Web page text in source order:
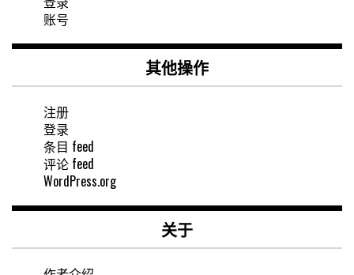
账号
其他操作
注册
登录
条目 feed
评论 feed
WordPress.org
关于